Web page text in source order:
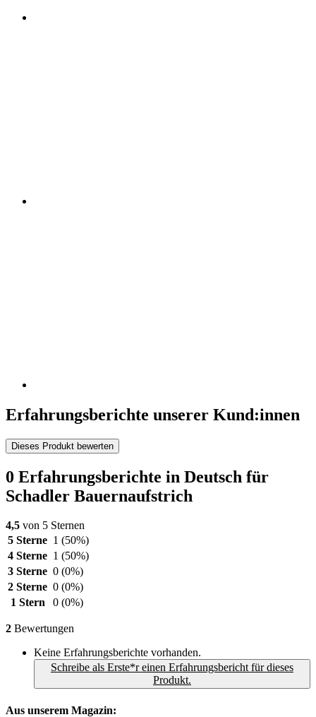
Erfahrungsberichte unserer Kund:innen
Dieses Produkt bewerten
0 Erfahrungsberichte in Deutsch für
Schadler Bauernaufstrich
4,5 von 5 Sternen
5 Sterne 1 (50%)
4 Sterne 1 (50%)
3 Sterne 0 (0%)
2 Sterne 0 (0%)
1 Stern
0 (0%)
2 Bewertungen
Keine Erfahrungsberichte vorhanden.
Schreibe als Erste*r einen Erfahrungsbericht für dieses
Produkt.
Aus unserem Magazin: